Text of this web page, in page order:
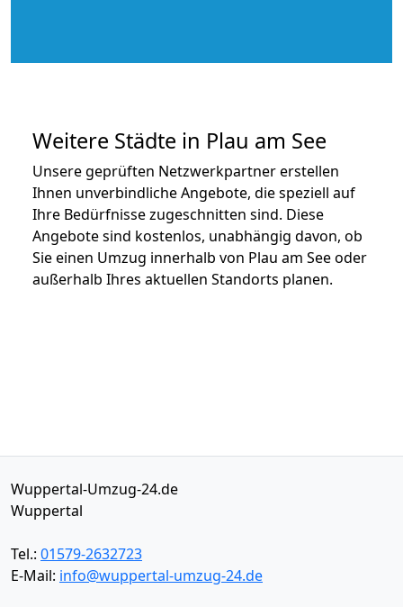
Weitere Städte in Plau am See
Unsere geprüften Netzwerkpartner erstellen
Ihnen unverbindliche Angebote, die speziell auf
Ihre Bedürfnisse zugeschnitten sind. Diese
Angebote sind kostenlos, unabhängig davon, ob
Sie einen Umzug innerhalb von Plau am See oder
außerhalb Ihres aktuellen Standorts planen.
Wuppertal-Umzug-24.de
Wuppertal
Tel.: 01579-2632723
E-Mail: info@wuppertal-umzug-24.de